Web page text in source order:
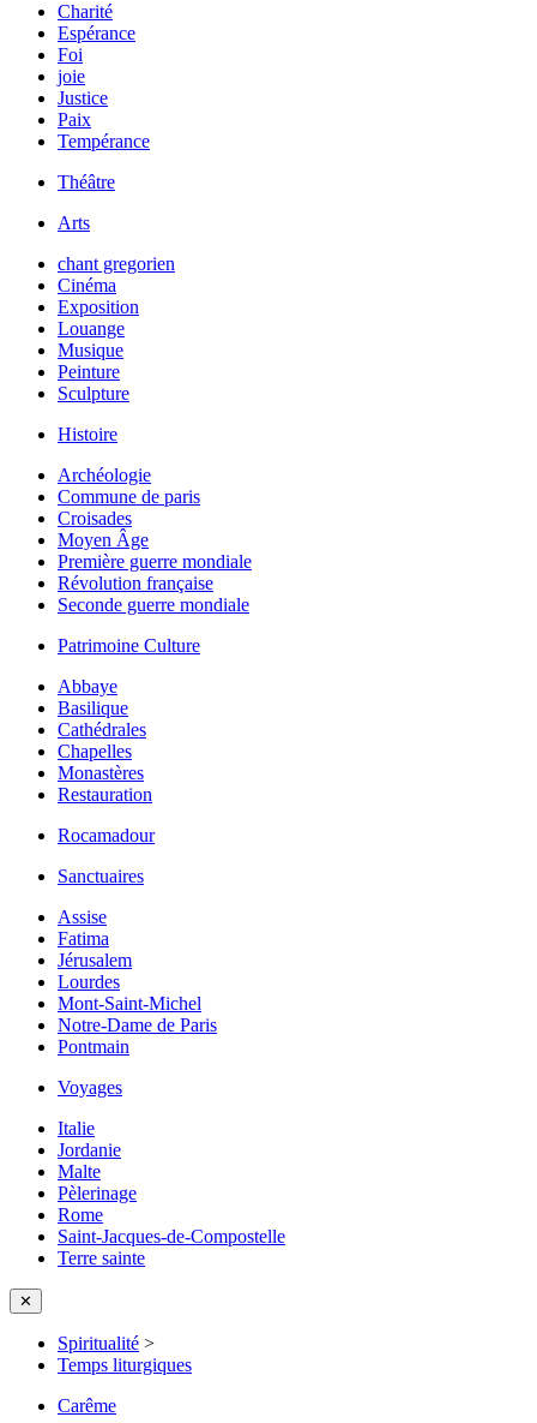
Charité
Espérance
Foi
joie
Justice
Paix
Tempérance
Théâtre
Arts
chant gregorien
Cinéma
Exposition
Louange
Musique
Peinture
Sculpture
Histoire
Archéologie
Commune de paris
Croisades
Moyen Âge
Première guerre mondiale
Révolution française
Seconde guerre mondiale
Patrimoine Culture
Abbaye
Basilique
Cathédrales
Chapelles
Monastères
Restauration
Rocamadour
Sanctuaires
Assise
Fatima
Jérusalem
Lourdes
Mont-Saint-Michel
Notre-Dame de Paris
Pontmain
Voyages
Italie
Jordanie
Malte
Pèlerinage
Rome
Saint-Jacques-de-Compostelle
Terre sainte
✕
Spiritualité >
Temps liturgiques
Carême